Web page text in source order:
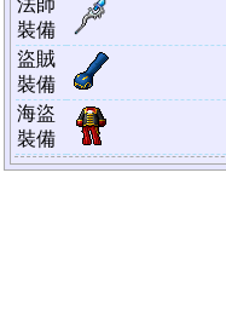
裝備
盜賊
裝備
海盜
裝備